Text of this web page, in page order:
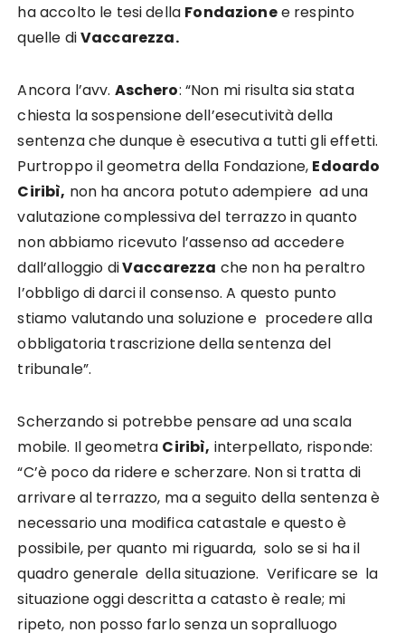
ha accolto le tesi della Fondazionee respinto
quelle diVaccarezza.
Ancora l’avv. Aschero: “Non mi risulta sia stata
chiesta la sospensione dell’esecutività della
sentenza che dunque è esecutiva a tutti gli effetti.
Purtroppo il geometra della Fondazione, Edoardo
Ciribì, non ha ancora potuto adempiere ad una
valutazione complessiva del terrazzo in quanto
non abbiamo ricevuto l’assenso ad accedere
dall’alloggio diVaccarezza che non ha peraltro
l’obbligo di darci il consenso. A questo punto
stiamo valutando una soluzione e procedere alla
obbligatoria trascrizione della sentenza del
tribunale”.
Scherzando si potrebbe pensare ad una scala
mobile. Il geometra Ciribì, interpellato, risponde:
“C’è poco da ridere e scherzare. Non si tratta di
arrivare al terrazzo, ma a seguito della sentenza è
necessario una modifica catastale e questo è
possibile, per quanto mi riguarda, solo se si ha il
quadro generale della situazione. Verificare se la
situazione oggi descritta a catasto è reale; mi
ripeto, non posso farlo senza un sopralluogo